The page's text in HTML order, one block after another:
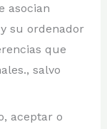
asocian
su ordenador
que
salvo
aceptar o